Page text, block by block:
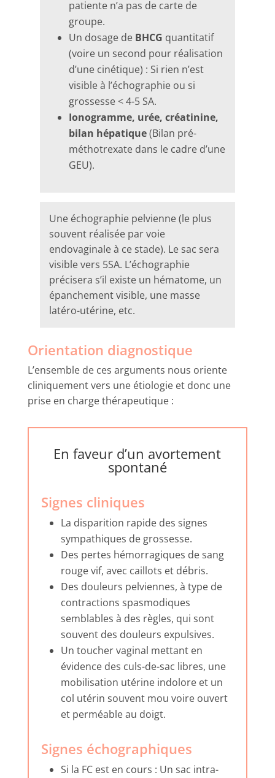
patiente n’a pas de carte de
groupe.
Un dosage de BHCG quantitatif
(voire un second pour réalisation
d’une cinétique) : Si rien n’est
visible à l’échographie ou si
grossesse < 4-5 SA.
Ionogramme, urée, créatinine,
bilan hépatique(Bilan pré-
méthotrexate dans le cadre d’une
GEU).
Une échographie pelvienne (le plus
souvent réalisée par voie
endovaginale à ce stade). Le sac sera
visible vers 5SA. L’échographie
précisera s’il existe un hématome, un
épanchement visible, une masse
latéro-utérine, etc.
Orientation diagnostique
L’ensemble de ces arguments nous oriente
cliniquement vers une étiologie et donc une
prise en charge thérapeutique :
En faveur d’un avortement
spontané
Signes cliniques
La disparition rapide des signes
sympathiques de grossesse.
Des pertes hémorragiques de sang
rouge vif, avec caillots et débris.
Des douleurs pelviennes, à type de
contractions spasmodiques
semblables à des règles, qui sont
souvent des douleurs expulsives.
Un toucher vaginal mettant en
évidence des culs-de-sac libres, une
mobilisation utérine indolore et un
col utérin souvent mou voire ouvert
et perméable au doigt.
Signes échographiques
Si la FC est en cours : Un sac intra-